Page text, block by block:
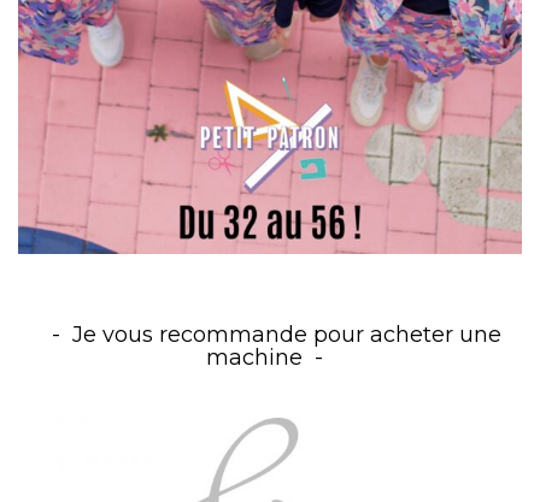
Je vous recommande pour acheter une
machine